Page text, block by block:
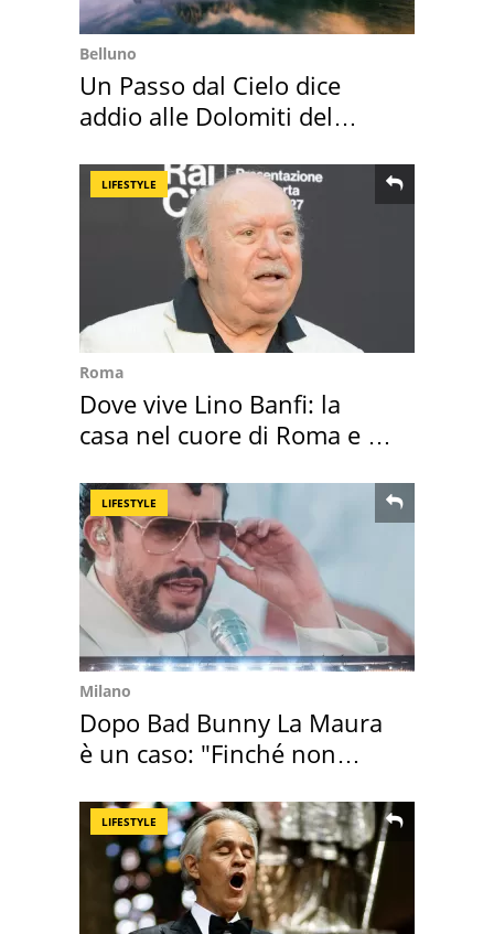
Belluno
Un Passo dal Cielo dice
addio alle Dolomiti del
LIFESTYLE
Roma
Dove vive Lino Banfi: la
casa nel cuore di Roma e i
LIFESTYLE
Milano
Dopo Bad Bunny La Maura
è un caso: "Finché non
LIFESTYLE